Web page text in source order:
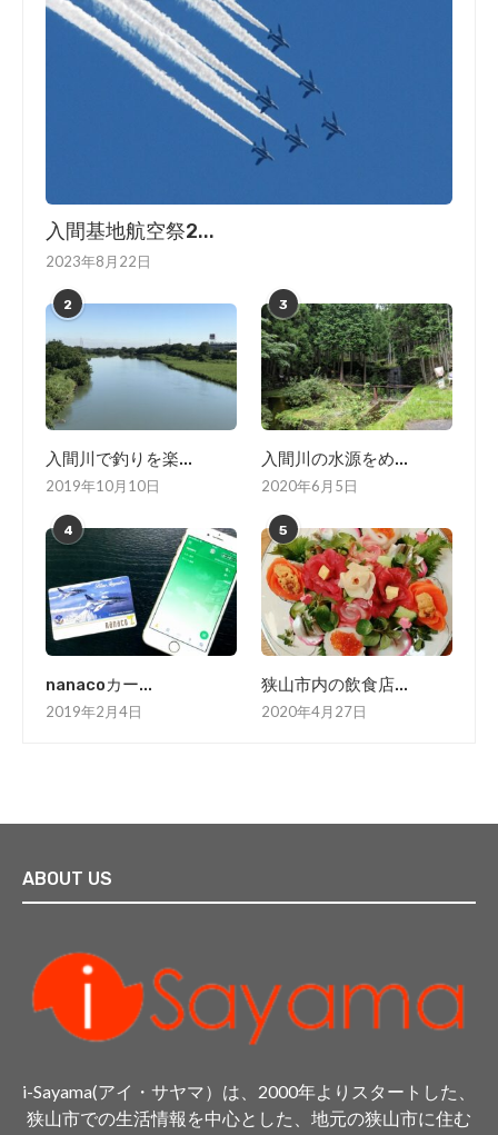
入間基地航空祭2...
2023年8月22日
2
入間川で釣りを楽...
2019年10月10日
3
入間川の水源をめ...
2020年6月5日
4
nanacoカー...
2019年2月4日
5
狭山市内の飲食店...
2020年4月27日
ABOUT US
i-Sayama(アイ・サヤマ）は、2000年よりスタートした、
狭山市での生活情報を中心とした、地元の狭山市に住む